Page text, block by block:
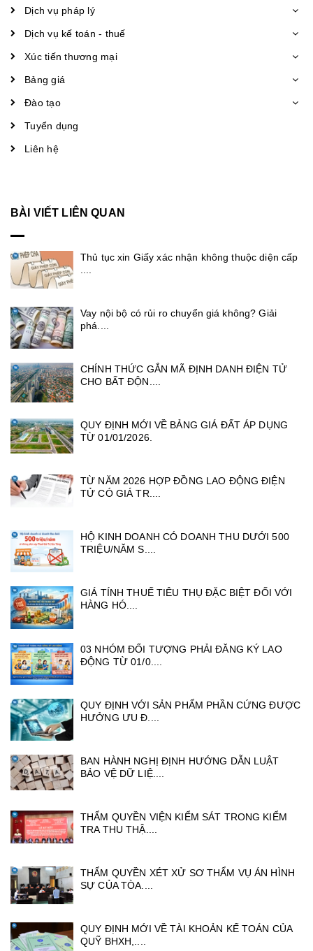
Dịch vụ pháp lý
Dịch vụ kế toán - thuế
Xúc tiến thương mại
Bảng giá
Đào tạo
Tuyển dụng
Liên hệ
BÀI VIẾT LIÊN QUAN
Thủ tục xin Giấy xác nhận không thuộc diện cấp
Vay nội bộ có rủi ro chuyển giá không? Giải
phá....
CHÍNH THỨC GẮN MÃ ĐỊNH DANH ĐIỆN TỬ
CHO BẤT ĐỘN....
QUY ĐỊNH MỚI VỀ BẢNG GIÁ ĐẤT ÁP DỤNG
TỪ 01/01/2026.
TỪ NĂM 2026 HỢP ĐỒNG LAO ĐỘNG ĐIỆN
TỬ CÓ GIÁ TR....
HỘ KINH DOANH CÓ DOANH THU DƯỚI 500
TRIỆU/NĂM S....
GIÁ TÍNH THUẾ TIÊU THỤ ĐẶC BIỆT ĐỐI VỚI
HÀNG HÓ....
03 NHÓM ĐỐI TƯỢNG PHẢI ĐĂNG KÝ LAO
ĐỘNG TỪ 01/0....
QUY ĐỊNH VỚI SẢN PHẨM PHẦN CỨNG ĐƯỢC
HƯỞNG ƯU Đ....
BAN HÀNH NGHỊ ĐỊNH HƯỚNG DẪN LUẬT
BẢO VỆ DỮ LIỆ....
THẨM QUYỀN VIỆN KIỂM SÁT TRONG KIỂM
TRA THU THẬ....
THẨM QUYỀN XÉT XỬ SƠ THẨM VỤ ÁN HÌNH
SỰ CỦA TÒA....
QUY ĐỊNH MỚI VỀ TÀI KHOẢN KẾ TOÁN CỦA
QUỸ BHXH,....